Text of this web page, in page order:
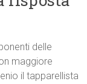
delle
maggiore
il tapparellista